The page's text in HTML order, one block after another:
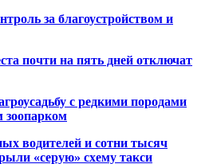
за благоустройством и
почти на пять дней отключат
с редкими породами
зоопарком
водителей и сотни тысяч
«серую» схему такси